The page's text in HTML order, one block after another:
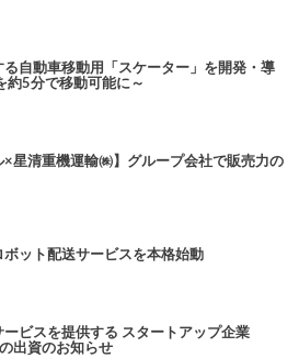
自動車移動用「スケーター」を開発・導
約5分で移動可能に～
×星清重機運輸㈱】グループ会社で販売力の
ット配送サービスを本格始動
ービスを提供する スタートアップ企業
出資のお知らせ